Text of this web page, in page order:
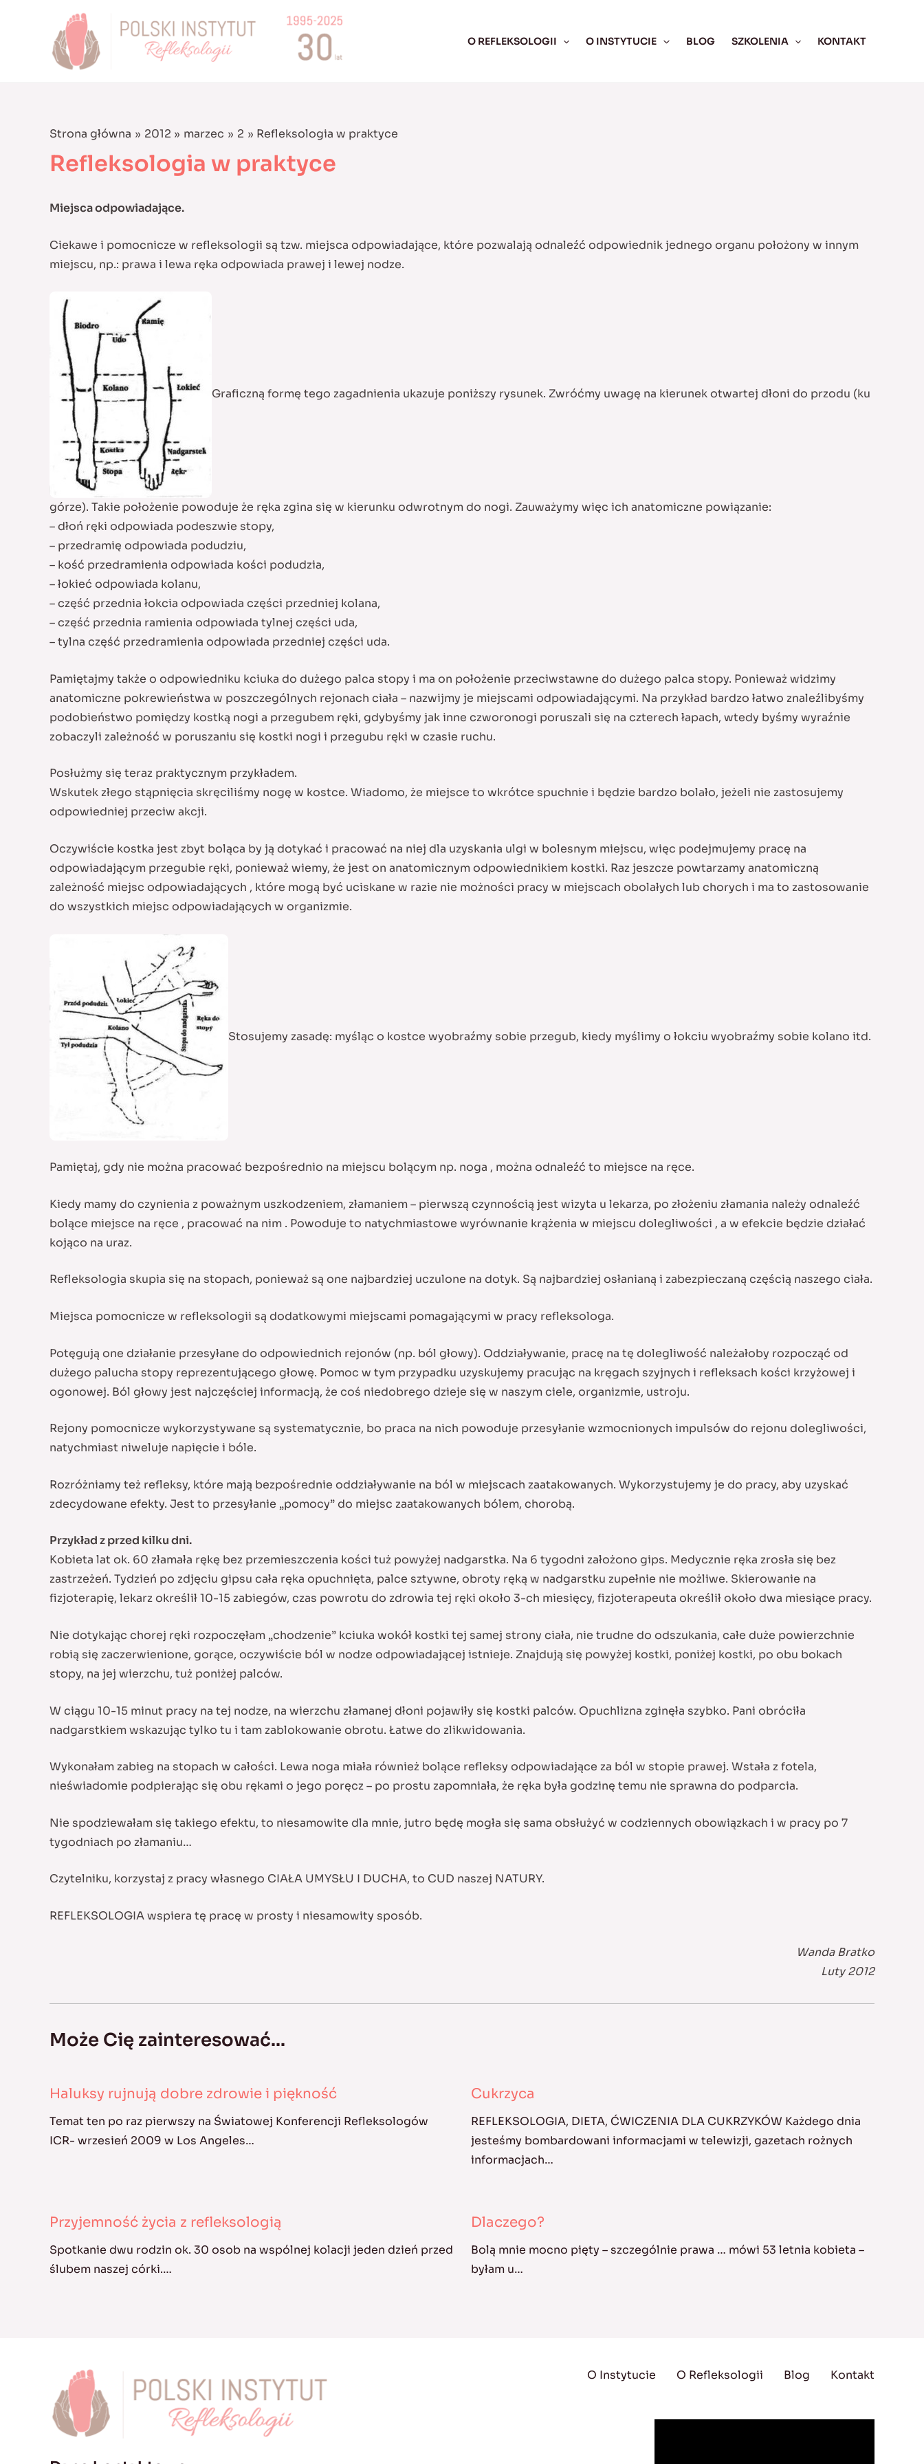
O REFLEKSOLOGII O INSTYTUCIE BLOG SZKOLENIA KONTAKT
Strona główna 2012 marzec 2 Refleksologia w praktyce
Refleksologia w praktyce
Miejsca odpowiadające.
Ciekawe i pomocnicze w refleksologii są tzw. miejsca odpowiadające, które pozwalają odnaleźć odpowiednik jednego organu położony w innym
miejscu, np.: prawa i lewa ręka odpowiada prawej i lewej nodze.
Graficzną formę tego zagadnienia ukazuje poniższy rysunek. Zwróćmy uwagę na kierunek otwartej dłoni do przodu (ku
górze). Takie położenie powoduje że ręka zgina się w kierunku odwrotnym do nogi. Zauważymy więc ich anatomiczne powiązanie:
– dłoń ręki odpowiada podeszwie stopy,
– przedramię odpowiada podudziu,
– kość przedramienia odpowiada kości podudzia,
– łokieć odpowiada kolanu,
– część przednia łokcia odpowiada części przedniej kolana,
– część przednia ramienia odpowiada tylnej części uda,
– tylna część przedramienia odpowiada przedniej części uda.
Pamiętajmy także o odpowiedniku kciuka do dużego palca stopy i ma on położenie przeciwstawne do dużego palca stopy. Ponieważ widzimy
anatomiczne pokrewieństwa w poszczególnych rejonach ciała – nazwijmy je miejscami odpowiadającymi. Na przykład bardzo łatwo znaleźlibyśmy
podobieństwo pomiędzy kostką nogi a przegubem ręki, gdybyśmy jak inne czworonogi poruszali się na czterech łapach, wtedy byśmy wyraźnie
zobaczyli zależność w poruszaniu się kostki nogi i przegubu ręki w czasie ruchu.
Posłużmy się teraz praktycznym przykładem.
Wskutek złego stąpnięcia skręciliśmy nogę w kostce. Wiadomo, że miejsce to wkrótce spuchnie i będzie bardzo bolało, jeżeli nie zastosujemy
odpowiedniej przeciw akcji.
Oczywiście kostka jest zbyt boląca by ją dotykać i pracować na niej dla uzyskania ulgi w bolesnym miejscu, więc podejmujemy pracę na
odpowiadającym przegubie ręki, ponieważ wiemy, że jest on anatomicznym odpowiednikiem kostki. Raz jeszcze powtarzamy anatomiczną
zależność miejsc odpowiadających , które mogą być uciskane w razie nie możności pracy w miejscach obolałych lub chorych i ma to zastosowanie
do wszystkich miejsc odpowiadających w organizmie.
Stosujemy zasadę: myśląc o kostce wyobraźmy sobie przegub, kiedy myślimy o łokciu wyobraźmy sobie kolano itd.
Pamiętaj, gdy nie można pracować bezpośrednio na miejscu bolącym np. noga , można odnaleźć to miejsce na ręce.
Kiedy mamy do czynienia z poważnym uszkodzeniem, złamaniem – pierwszą czynnością jest wizyta u lekarza, po złożeniu złamania należy odnaleźć
bolące miejsce na ręce , pracować na nim . Powoduje to natychmiastowe wyrównanie krążenia w miejscu dolegliwości , a w efekcie będzie działać
kojąco na uraz.
Refleksologia skupia się na stopach, ponieważ są one najbardziej uczulone na dotyk. Są najbardziej osłanianą i zabezpieczaną częścią naszego ciała.
Miejsca pomocnicze w refleksologii są dodatkowymi miejscami pomagającymi w pracy refleksologa.
Potęgują one działanie przesyłane do odpowiednich rejonów (np. ból głowy). Oddziaływanie, pracę na tę dolegliwość należałoby rozpocząć od
dużego palucha stopy reprezentującego głowę. Pomoc w tym przypadku uzyskujemy pracując na kręgach szyjnych i refleksach kości krzyżowej i
ogonowej. Ból głowy jest najczęściej informacją, że coś niedobrego dzieje się w naszym ciele, organizmie, ustroju.
Rejony pomocnicze wykorzystywane są systematycznie, bo praca na nich powoduje przesyłanie wzmocnionych impulsów do rejonu dolegliwości,
natychmiast niweluje napięcie i bóle.
Rozróżniamy też refleksy, które mają bezpośrednie oddziaływanie na ból w miejscach zaatakowanych. Wykorzystujemy je do pracy, aby uzyskać
zdecydowane efekty. Jest to przesyłanie „pomocy” do miejsc zaatakowanych bólem, chorobą.
Przykład z przed kilku dni.
Kobieta lat ok. 60 złamała rękę bez przemieszczenia kości tuż powyżej nadgarstka. Na 6 tygodni założono gips. Medycznie ręka zrosła się bez
zastrzeżeń. Tydzień po zdjęciu gipsu cała ręka opuchnięta, palce sztywne, obroty ręką w nadgarstku zupełnie nie możliwe. Skierowanie na
fizjoterapię, lekarz określił 10-15 zabiegów, czas powrotu do zdrowia tej ręki około 3-ch miesięcy, fizjoterapeuta określił około dwa miesiące pracy.
Nie dotykając chorej ręki rozpoczęłam „chodzenie” kciuka wokół kostki tej samej strony ciała, nie trudne do odszukania, całe duże powierzchnie
robią się zaczerwienione, gorące, oczywiście ból w nodze odpowiadającej istnieje. Znajdują się powyżej kostki, poniżej kostki, po obu bokach
stopy, na jej wierzchu, tuż poniżej palców.
W ciągu 10-15 minut pracy na tej nodze, na wierzchu złamanej dłoni pojawiły się kostki palców. Opuchlizna zginęła szybko. Pani obróciła
nadgarstkiem wskazując tylko tu i tam zablokowanie obrotu. Łatwe do zlikwidowania.
Wykonałam zabieg na stopach w całości. Lewa noga miała również bolące refleksy odpowiadające za ból w stopie prawej. Wstała z fotela,
nieświadomie podpierając się obu rękami o jego poręcz – po prostu zapomniała, że ręka była godzinę temu nie sprawna do podparcia.
Nie spodziewałam się takiego efektu, to niesamowite dla mnie, jutro będę mogła się sama obsłużyć w codziennych obowiązkach i w pracy po 7
tygodniach po złamaniu…
Czytelniku, korzystaj z pracy własnego CIAŁA UMYSŁU I DUCHA, to CUD naszej NATURY.
REFLEKSOLOGIA wspiera tę pracę w prosty i niesamowity sposób.
Wanda Bratko
Luty 2012
Może Cię zainteresować...
Haluksy rujnują dobre zdrowie i piękność
Temat ten po raz pierwszy na Światowej Konferencji Refleksologów
ICR- wrzesień 2009 w Los Angeles…
Cukrzyca
REFLEKSOLOGIA, DIETA, ĆWICZENIA DLA CUKRZYKÓW Każdego dnia
jesteśmy bombardowani informacjami w telewizji, gazetach rożnych
informacjach…
Przyjemność życia z refleksologią
Spotkanie dwu rodzin ok. 30 osob na wspólnej kolacji jeden dzień przed
ślubem naszej córki.…
Dlaczego?
Bolą mnie mocno pięty – szczególnie prawa … mówi 53 letnia kobieta –
byłam u…
O Instytucie O Refleksologii Blog Kontakt